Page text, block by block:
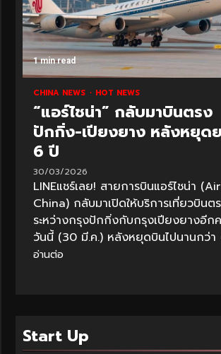
1 min read
CHINA NEWS HOT NEWS
“แอร์ไชน่า” กลับมาบินตรง
ปักกิ่ง-เปียงยาง หลังหยุด
6 ปี
30/03/2026
LINEแชร์เลย! สายการบินแอร์ไชน่า (Air
China) กลับมาเปิดให้บริการเที่ยวบินต
ระหว่างกรุงปักกิ่งกับกรุงเปียงยางอีก
วันนี้ (30 มี.ค.) หลังหยุดบินไปนานกว่า
อ่านต่อ
Start Up